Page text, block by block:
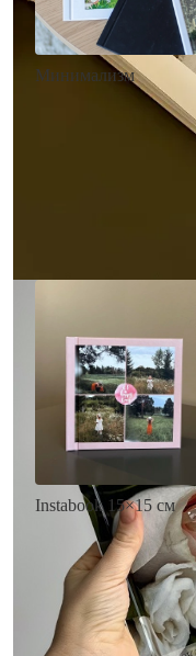
Минимализм
Instabook 15×15 см
• Декор на выбор
• Выбор цвета фона
• Загрузка фото и
Заказать